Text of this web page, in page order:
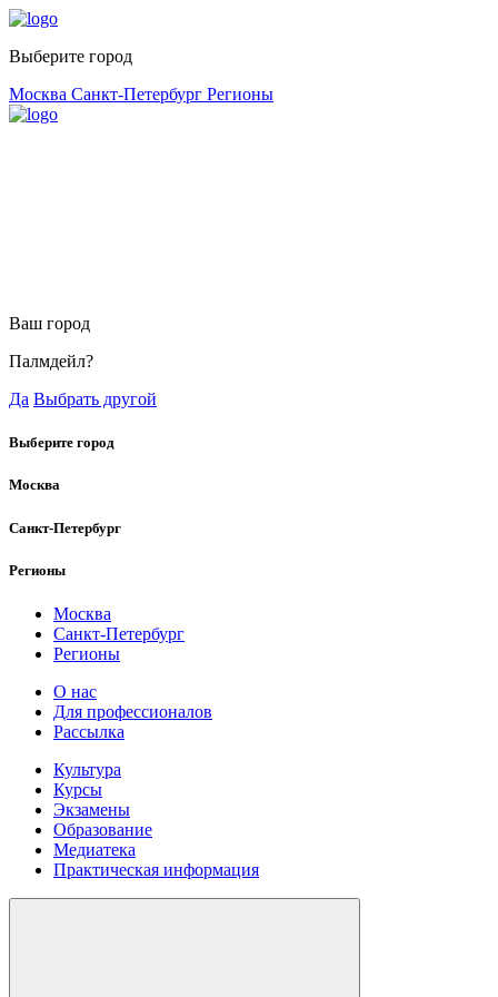
Выберите город
Москва Санкт-Петербург Регионы
Ваш город
Палмдейл?
Да Выбрать другой
Выберите город
Москва
Санкт-Петербург
Регионы
Москва
Санкт-Петербург
Регионы
О нас
Для профессионалов
Рассылка
Культура
Курсы
Экзамены
Образование
Медиатека
Практическая информация